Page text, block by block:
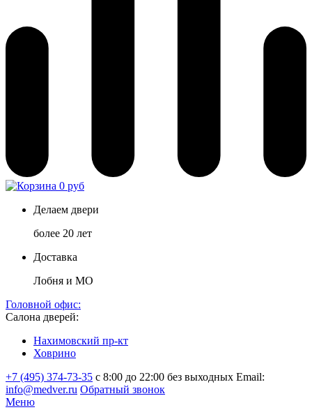
0 руб
Делаем двери
более 20 лет
Доставка
Лобня и МО
Головной офис:
Салона дверей:
Нахимовский пр-кт
Ховрино
+7 (495) 374-73-35 с 8:00 до 22:00 без выходных Email:
info@medver.ru Обратный звонок
Меню